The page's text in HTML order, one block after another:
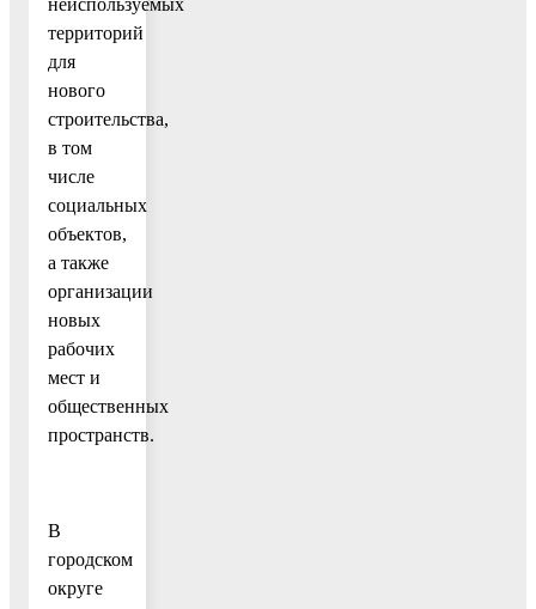
территорий
для
нового
строительства,
в том
числе
социальных
объектов,
а также
организации
новых
рабочих
мест и
общественных
пространств.
В
городском
округе